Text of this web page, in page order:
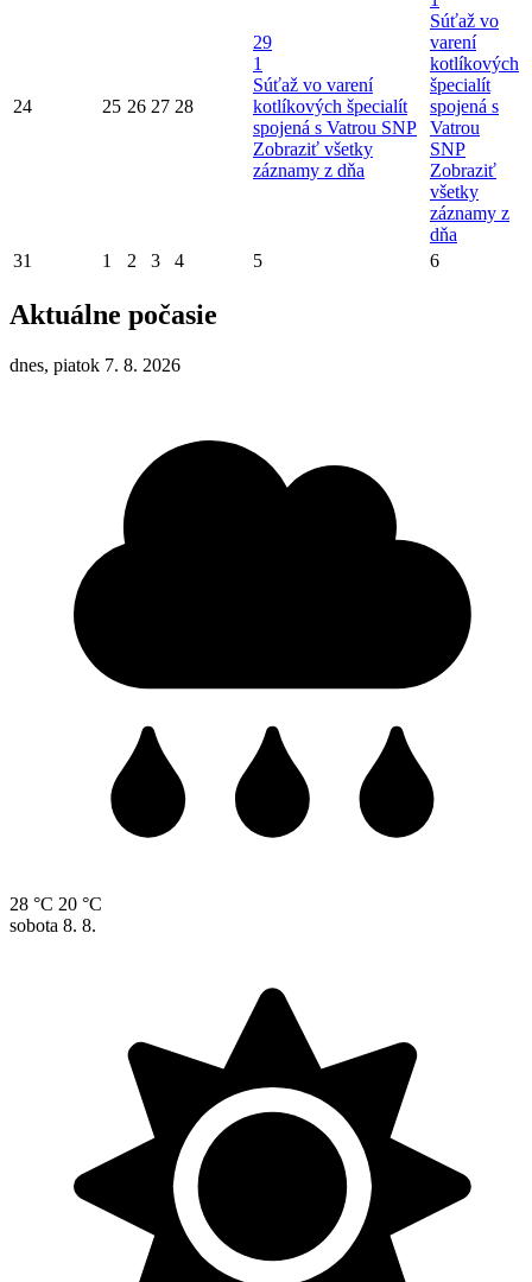
24 25 26 27 28
29
1
Súťaž vo varení
kotlíkových špecialít
spojená s Vatrou SNP
Zobraziť všetky
záznamy z dňa
Súťaž vo
varení
kotlíkových
špecialít
spojená s
Vatrou
SNP
Zobraziť
všetky
záznamy z
dňa
31
1 2 3 4 5 6
Aktuálne počasie
dnes, piatok 7. 8. 2026
28 °C 20 °C
sobota 8. 8.